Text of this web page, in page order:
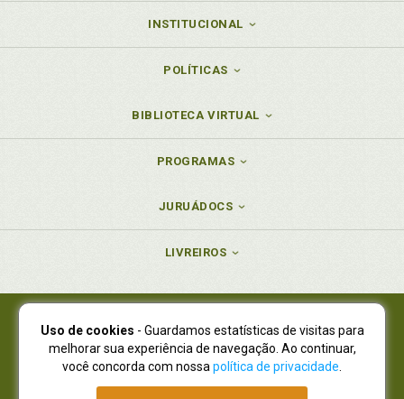
INSTITUCIONAL
POLÍTICAS
BIBLIOTECA VIRTUAL
PROGRAMAS
JURUÁDOCS
LIVREIROS
Juruá Editora Ltda., CNPJ 77.535.508/0001-19
Juruá Informática Ltda., CNPJ 01.701.561/0001-80
NOVO ENDEREÇO:R. Flávio Dallegrave, 7665, São Lourenço |
Curitiba - Paraná - CEP 82210-310
Uso de cookies - Guardamos estatísticas de visitas para
melhorar sua experiência de navegação. Ao continuar,
você concorda com nossa política de privacidade